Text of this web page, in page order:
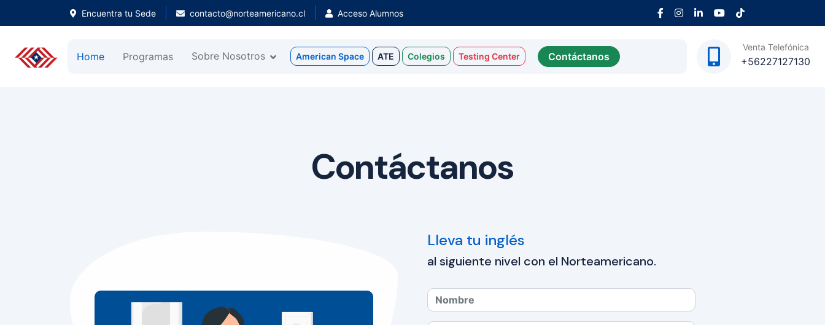
Encuentra tu Sede contacto@norteamericano.cl Acceso Alumnos
Home Programas Sobre Nosotros American Space ATE Colegios Testing Center Contáctanos
Venta Telefónica
+56227127130
Contáctanos
Lleva tu inglés
al siguiente nivel con el Norteamericano.